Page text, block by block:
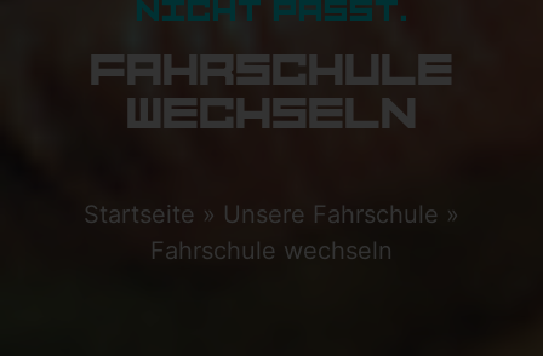
NICHT PASST.
FAHR­SCHULE
WECHSELN
Startseite » Unsere Fahrschule »
Fahrschule wechseln